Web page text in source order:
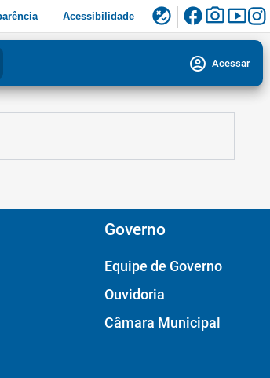
Acessibilidade flaky facebookphoto_camerasmart_display
account_circle Acessar
Governo
Equipe de Governo
Ouvidoria
Câmara Municipal